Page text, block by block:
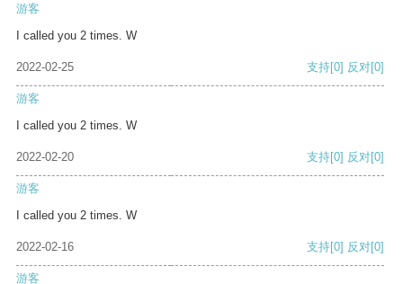
游客
I called you 2 times. W
2022-02-25 支持[0] 反对[0]
游客
I called you 2 times. W
2022-02-20 支持[0] 反对[0]
游客
I called you 2 times. W
2022-02-16 支持[0] 反对[0]
游客